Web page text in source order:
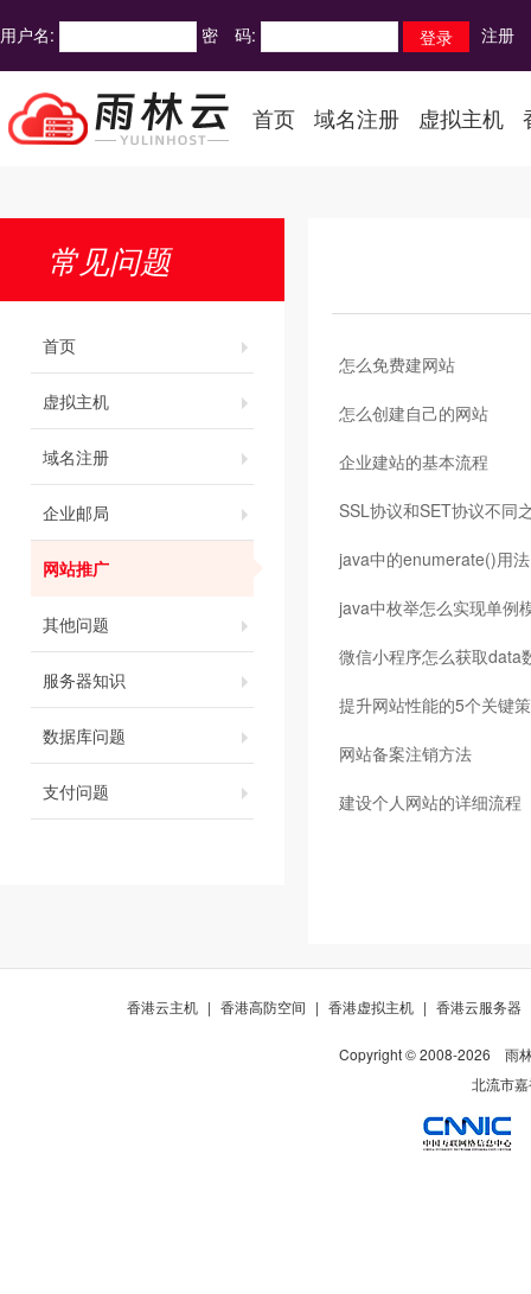
用户名: 密 码: 注册
首页 域名注册 虚拟主机
常见问题
首页
虚拟主机
域名注册
企业邮局
网站推广
其他问题
服务器知识
数据库问题
支付问题
怎么免费建网站
怎么创建自己的网站
企业建站的基本流程
SSL协议和SET协议不同
java中的enumerate()用法
java中枚举怎么实现单例
微信小程序怎么获取data
提升网站性能的5个关键
网站备案注销方法
建设个人网站的详细流程
香港云主机 | 香港高防空间 | 香港虚拟主机 | 香港云服务器
Copyright © 2008-2026
雨
北流市